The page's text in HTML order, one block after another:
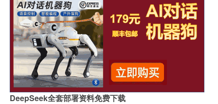
DeepSeek全套部署资料免费下载